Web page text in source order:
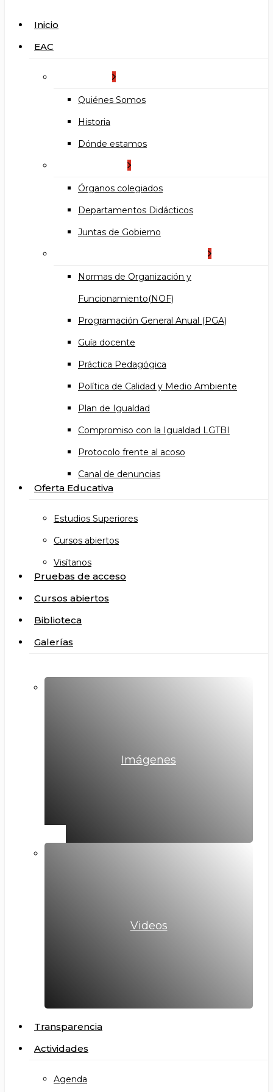
search
Menu
Inicio
EAC
Quiénes Somos
Historia
Dónde estamos
Órganos colegiados
Departamentos Didácticos
Juntas de Gobierno
Normas de Organización y
Funcionamiento(NOF)
Programación General Anual (PGA)
Guía docente
Práctica Pedagógica
Política de Calidad y Medio Ambiente
Plan de Igualdad
Compromiso con la Igualdad LGTBI
Protocolo frente al acoso
Canal de denuncias
Oferta Educativa
Estudios Superiores
Cursos abiertos
Visítanos
Pruebas de acceso
Cursos abiertos
Biblioteca
Galerías
Imágenes
Videos
Transparencia
Actividades
Agenda